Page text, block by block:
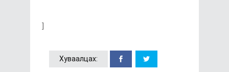
]
Хуваалцах: